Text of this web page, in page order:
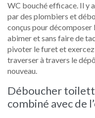
WC bouché efficace. Il y
par des plombiers et
conçus pour décomposer
abimer et sans faire de
pivoter le furet et
traverser à travers le
nouveau.
Déboucher
combiné avec de